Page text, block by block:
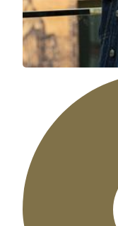
美狮美高梅
1557 · 克拉克船
霍凯盛